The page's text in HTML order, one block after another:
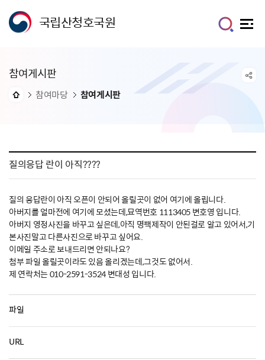
국립산청호국원
참여게시판
참여마당 참여게시판
질의응답 란이 아직????
질의 응답란이 아직 오픈이 안되어 올릴곳이 없어 여기에 올립니다.
아버지를 얼마전에 여기에 모셨는데,묘역번호 1113405 변호영 입니다.
아버지 영정사진을 바꾸고 싶은데,아직 명팩제작이 안된걸로 알고 있어서,기
본사진말고 다른사진으로 바꾸고 싶어요.
이메일 주소로 보내드리면 안되나요?
첨부 파일 올릴곳이라도 있음 올리겠는데,그것도 없어서.
제 연락처는 010-2591-3524 변대성 입니다.
파일
URL